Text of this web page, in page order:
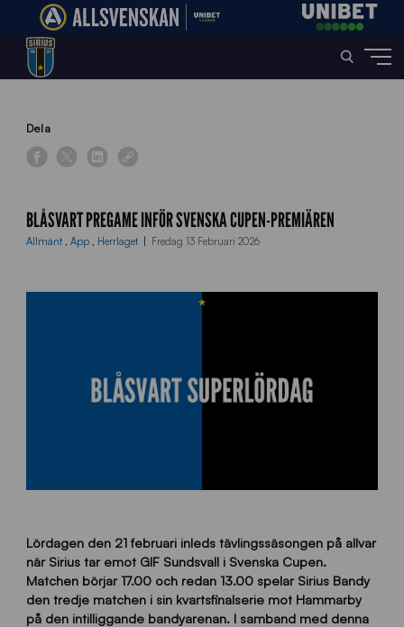
Home»
Dela
BLÅSVART PREGAME INFÖR SVENSKA CUPEN-PREMIÄREN
Allmänt , App , Herrlaget Fredag 13 Februari 2026
Lördagen den 21 februari inleds tävlingssäsongen på allvar
när Sirius tar emot GIF Sundsvall i Svenska Cupen.
Matchen börjar 17.00 och redan 13.00 spelar Sirius Bandy
den tredje matchen i sin kvartsfinalserie mot Hammarby
på den intilliggande bandyarenan. I samband med denna